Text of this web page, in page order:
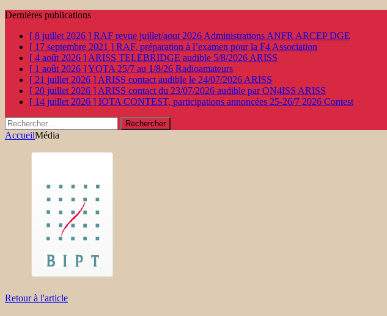
Dernières publications
[ 8 juillet 2026 ] RAF revue juillet/aout 2026 Administrations ANFR ARCEP DGE
[ 17 septembre 2021 ] RAF, préparation à l’examen pour la F4 Association
[ 4 août 2026 ] ARISS TELEBRIDGE audible 5/8/2026 ARISS
[ 1 août 2026 ]YOTA 25/7 au 1/8/26 Radioamateurs
[ 21 juillet 2026 ] ARISS contact audible le 24/07/2026 ARISS
[ 20 juillet 2026 ] ARISS contact du 23/07/2026 audible par ON4ISS ARISS
[ 14 juillet 2026 ] IOTA CONTEST, participations annoncées 25-26/7 2026 Contest
Rechercher :
AccueilMédia
Retour à l'article